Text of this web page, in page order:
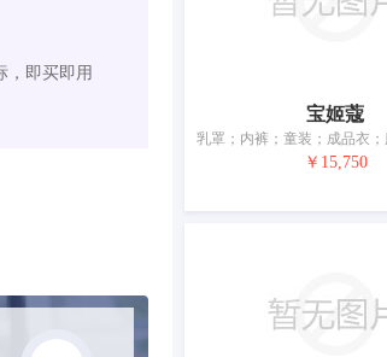
，即买即用
宝姬蔻
￥15,750